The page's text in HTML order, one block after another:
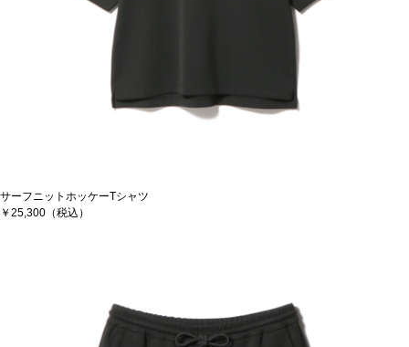
サーフニットホッケーTシャツ
￥25,300（税込）